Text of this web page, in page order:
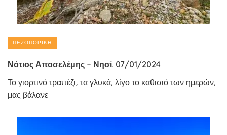
ΠΕΖΟΠΟΡΙΚΉ
Νότιος Αποσελέμης – Νησί. 07/01/2024
Το γιορτινό τραπέζι, τα γλυκά, λίγο το καθισιό των ημερών,
μας βάλανε